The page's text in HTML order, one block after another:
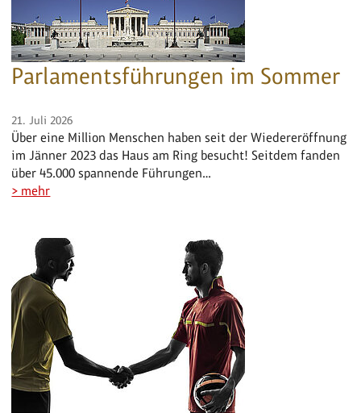
Parlamentsführungen im Sommer
21. Juli 2026
Über eine Million Menschen haben seit der Wiedereröffnung
im Jänner 2023 das Haus am Ring besucht! Seitdem fanden
über 45.000 spannende Führungen…
> mehr